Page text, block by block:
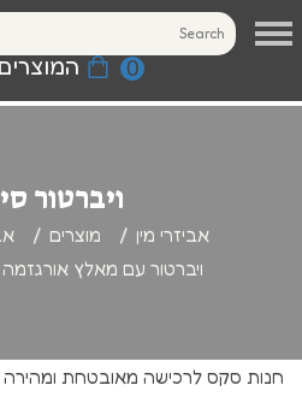
0
ויברטור
אביזרי מין מוצרים
ויברטור עם מאלץ אורגזמה
חנות סקס לרכישה מאובטחת ומהירה